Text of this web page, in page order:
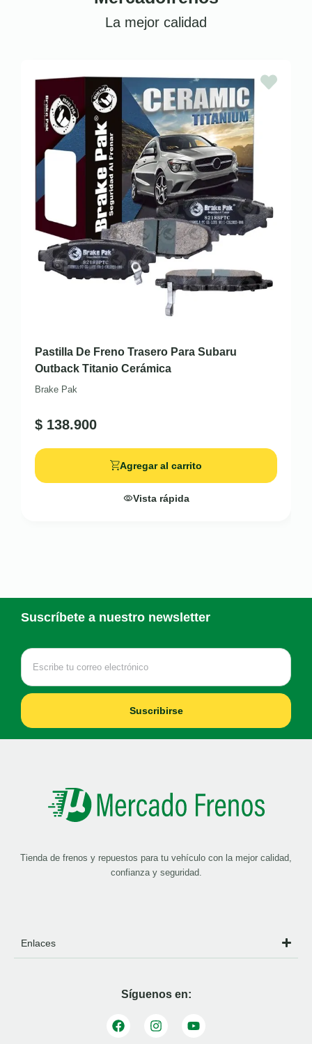
La mejor calidad
Pastilla De Freno Trasero Para Subaru
Outback Titanio Cerámica
Brake Pak
$ 138.900
Agregar al carrito
Vista rápida
Suscríbete a nuestro newsletter
Suscribirse
Tienda de frenos y repuestos para tu vehículo con la mejor calidad,
confianza y seguridad.
Enlaces
Síguenos en: